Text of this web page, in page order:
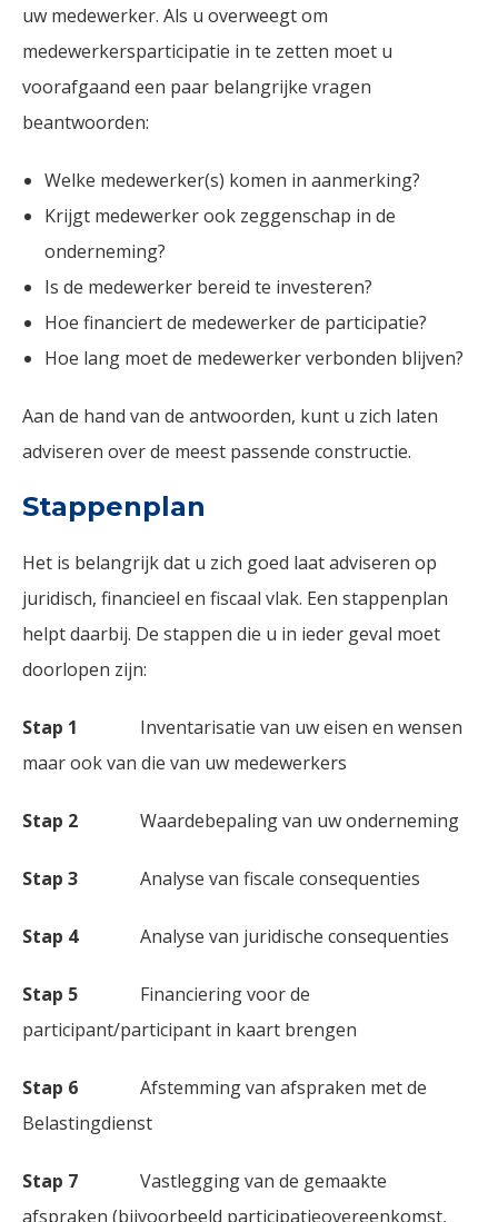
uw medewerker. Als u overweegt om
medewerkersparticipatie in te zetten moet u
voorafgaand een paar belangrijke vragen
beantwoorden:
Welke medewerker(s) komen in aanmerking?
Krijgt medewerker ook zeggenschap in de
onderneming?
Is de medewerker bereid te investeren?
Hoe financiert de medewerker de participatie?
Hoe lang moet de medewerker verbonden blijven?
Aan de hand van de antwoorden, kunt u zich laten
adviseren over de meest passende constructie.
Stappenplan
Het is belangrijk dat u zich goed laat adviseren op
juridisch, financieel en fiscaal vlak. Een stappenplan
helpt daarbij. De stappen die u in ieder geval moet
doorlopen zijn:
Stap 1 Inventarisatie van uw eisen en wensen
maar ook van die van uw medewerkers
Stap 2 Waardebepaling van uw onderneming
Stap 3 Analyse van fiscale consequenties
Stap 4Analyse van juridische consequenties
Stap 5
Financiering voor de
participant/participant in kaart brengen
Stap 6 Afstemming van afspraken met de
Belastingdienst
Stap 7
Vastlegging van de gemaakte
afspraken (bijvoorbeeld participatieovereenkomst,